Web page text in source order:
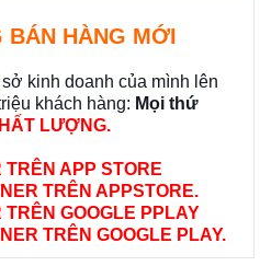
BÁN HÀNG MỚI
kinh doanh của mình lên
khách hàng: Mọi thứ
LƯỢNG.
TRÊN APP STORE
TRÊN APPSTORE.
TRÊN GOOGLE PPLAY
TRÊN GOOGLE PLAY.